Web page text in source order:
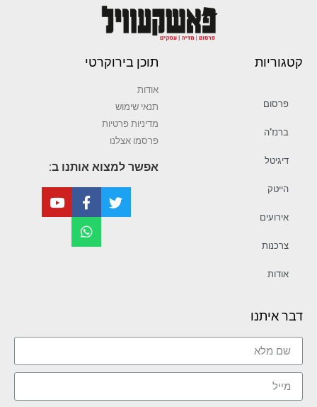
קטגוריות
פרסום
ברנז’ה
דיגיטל
הייטק
אירועים
צרכנות
אודות
תוכן בירוקרטי
אודות
תנאי שימוש
מדיניות פרטיות
פרסמו אצלנו
אפשר למצוא אותנו ב:
דבר איתנו